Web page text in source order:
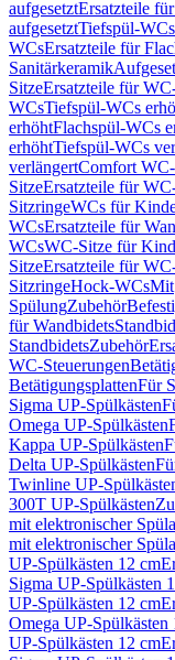
aufgesetztErsatzteile
aufgesetztTiefspül-WCs
WCsErsatzteile für
Sanitärkeramik
SitzeErsatzteile für
WCsTiefspül-WCs
erhöhtFlachspül-WCs
erhöhtTiefspül-WCs
verlängertComfort
SitzeErsatzteile für
SitzringeWCs für
WCsErsatzteile für
WCsWC-Sitze für
SitzeErsatzteile für
SitzringeHock-WCsMit
SpülungZubehör
für Wandbidets
StandbidetsZubehör
WC-Steuerungen
BetätigungsplattenFür
Sigma UP-Spülkästen
Omega UP-Spülkästen
Kappa UP-Spülkästen
Delta UP-Spülkästen
Twinline UP-
300T UP-Spülkästen
mit elektronischer
mit elektronischer
UP-Spülkästen 12 cm
Sigma UP-Spülkästen
UP-Spülkästen 12 cm
Omega UP-Spülkästen
UP-Spülkästen 12 cm